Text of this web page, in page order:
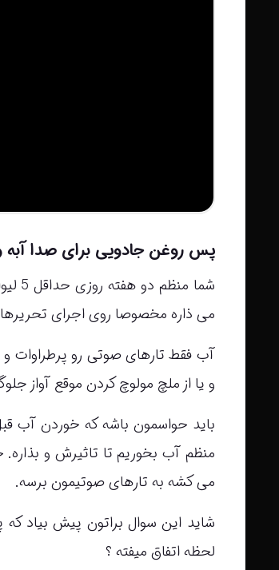
پس روغن جادویی برای صدا آبه
می ذاره مخصوصا روی اجرای
آب فقط تارهای صوتی رو پرطراوات
و یا از ملچ مولوچ کردن موقع آواز
باید حواسمون باشه که خوردن آب قبل
می کشه به تارهای صوتیمون برسه.
شاید این سوال براتون پیش بیاد
لحظه اتفاق میفته ؟